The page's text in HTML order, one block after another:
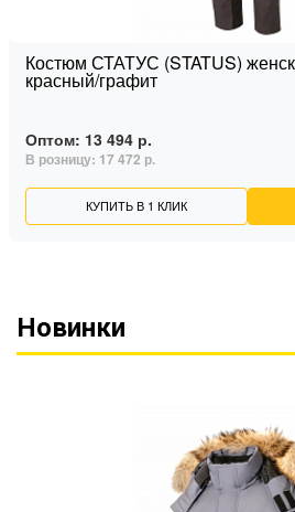
Костюм СТАТУС (STATUS)
красный/графит
Оптом: 13 494 р.
В розницу: 17 472 р.
КУПИТЬ В 1 КЛИК
Новинки